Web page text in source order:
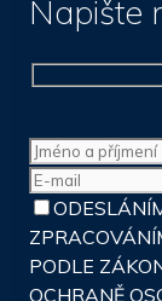
Napište
PODLE
OCHRANĚ